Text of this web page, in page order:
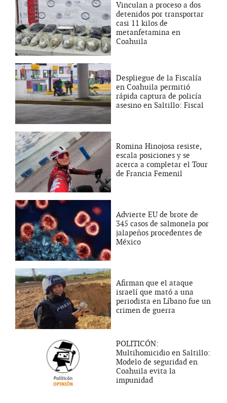
Vinculan a proceso a dos
detenidos por transportar
casi 11 kilos de
metanfetamina en
Coahuila
Despliegue de la Fiscalía
en Coahuila permitió
rápida captura de policía
asesino en Saltillo: Fiscal
Romina Hinojosa resiste,
escala posiciones y se
acerca a completar el Tour
de Francia Femenil
Advierte EU de brote de
345 casos de salmonela por
jalapeños procedentes de
México
Afirman que el ataque
israelí que mató a una
periodista en Líbano fue un
crimen de guerra
POLITICÓN:
Multihomicidio en Saltillo:
Modelo de seguridad en
Coahuila evita la
impunidad